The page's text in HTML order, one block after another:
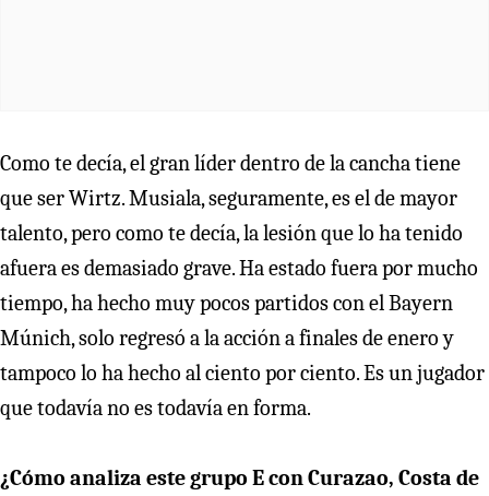
Como te decía, el gran líder dentro de la cancha tiene
que ser Wirtz. Musiala, seguramente, es el de mayor
talento, pero como te decía, la lesión que lo ha tenido
afuera es demasiado grave. Ha estado fuera por mucho
tiempo, ha hecho muy pocos partidos con el Bayern
Múnich, solo regresó a la acción a finales de enero y
tampoco lo ha hecho al ciento por ciento. Es un jugador
que todavía no es todavía en forma.
¿Cómo analiza este grupo E con Curazao, Costa de